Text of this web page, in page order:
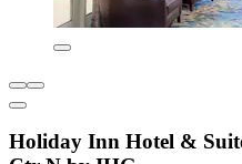
Holiday Inn Hotel &